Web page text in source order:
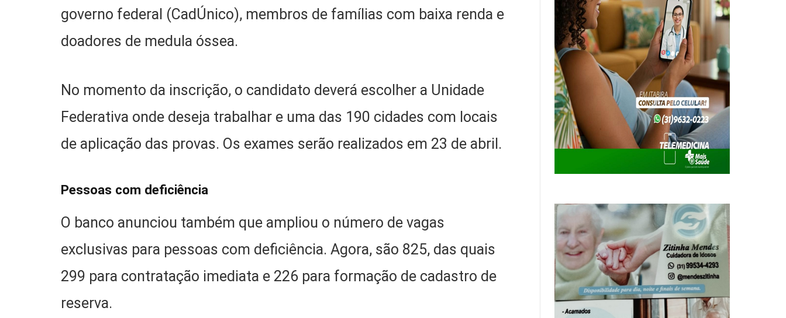
governo federal (CadÚnico), membros de famílias com baixa renda e
doadores de medula óssea.
No momento da inscrição, o candidato deverá escolher a Unidade
Federativa onde deseja trabalhar e uma das 190 cidades com locais
de aplicação das provas. Os exames serão realizados em 23 de abril.
Pessoas com deficiência
O banco anunciou também que ampliou o número de vagas
exclusivas para pessoas com deficiência. Agora, são 825, das quais
299 para contratação imediata e 226 para formação de cadastro de
reserva.